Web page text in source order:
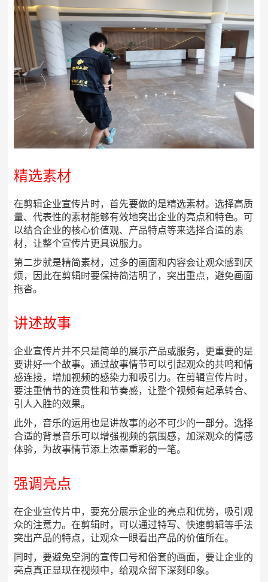
精选素材
在剪辑企业宣传片时，首先要做的是精选素材。选择高质
量、代表性的素材能够有效地突出企业的亮点和特色。可
以结合企业的核心价值观、产品特点等来选择合适的素
材，让整个宣传片更具说服力。
第二步就是精简素材，过多的画面和内容会让观众感到厌
烦，因此在剪辑时要保持简洁明了，突出重点，避免画面
拖沓。
讲述故事
企业宣传片并不只是简单的展示产品或服务，更重要的是
要讲好一个故事。通过故事情节可以引起观众的共鸣和情
感连接，增加视频的感染力和吸引力。在剪辑宣传片时，
要注重情节的连贯性和节奏感，让整个视频有起承转合、
引人入胜的效果。
此外，音乐的运用也是讲故事的必不可少的一部分。选择
合适的背景音乐可以增强视频的氛围感，加深观众的情感
体验，为故事情节添上浓墨重彩的一笔。
强调亮点
在企业宣传片中，要充分展示企业的亮点和优势，吸引观
众的注意力。在剪辑时，可以通过特写、快速剪辑等手法
突出产品的特点，让观众一眼看出产品的价值所在。
同时，要避免空洞的宣传口号和俗套的画面，要让企业的
亮点真正显现在视频中，给观众留下深刻印象。